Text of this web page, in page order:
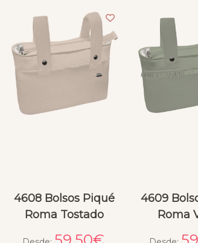
4608 Bolsos Piqué
Roma Tostado
4609
Roma